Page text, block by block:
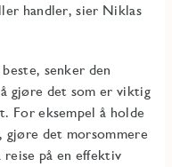
handler, sier Niklas
senker den
gjøre det som er viktig
For eksempel å holde
det morsommere
på en effektiv